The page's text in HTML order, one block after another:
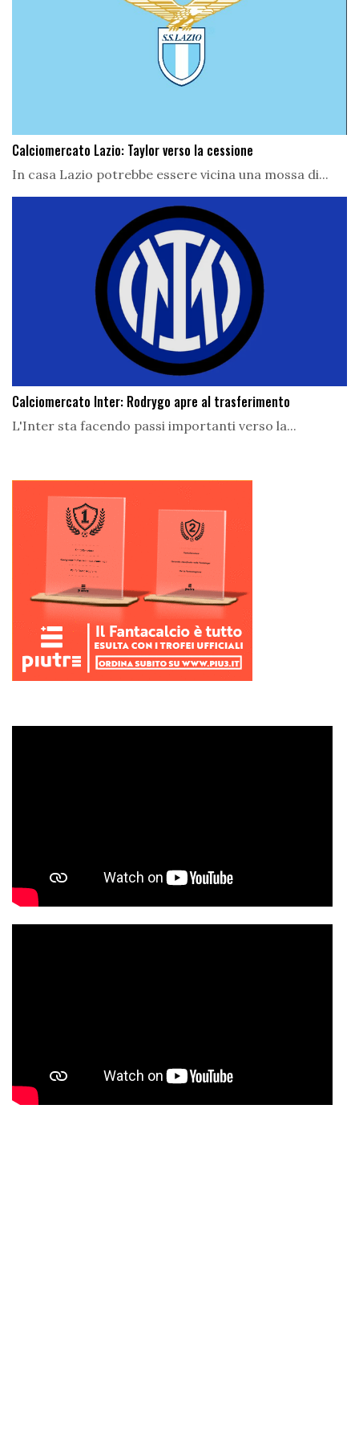
Calciomercato Lazio: Taylor verso la cessione
In casa Lazio potrebbe essere vicina una mossa di...
Calciomercato Inter: Rodrygo apre al trasferimento
L'Inter sta facendo passi importanti verso la...